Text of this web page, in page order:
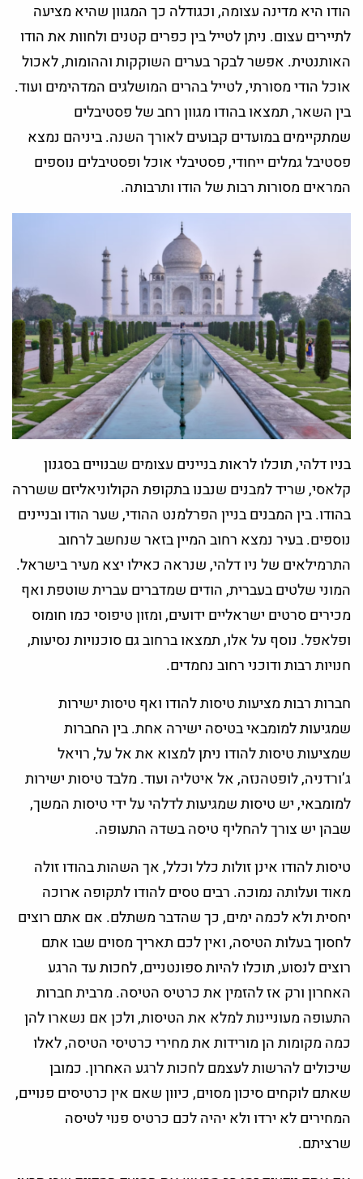
הודו היא מדינה עצומה, וכגודלה כך המגוון שהיא מציעה
לתיירים עצום. ניתן לטייל בין כפרים קטנים ולחוות את הודו
האותנטית. אפשר לבקר בערים השוקקות וההומות, לאכול
אוכל הודי מסורתי, לטייל בהרים המושלגים המדהימים ועוד.
בין השאר, תמצאו בהודו מגוון רחב של פסטיבלים
שמתקיימים במועדים קבועים לאורך השנה. ביניהם נמצא
פסטיבל גמלים ייחודי, פסטיבלי אוכל ופסטיבלים נוספים
המראים מסורות רבות של הודו ותרבותה.
בניו דלהי, תוכלו לראות בניינים עצומים שבנויים בסגנון
קלאסי, שריד למבנים שנבנו בתקופת הקולוניאליזם ששררה
בהודו. בין המבנים בניין הפרלמנט ההודי, שער הודו ובניינים
נוספים. בעיר נמצא רחוב המיין בזאר שנחשב לרחוב
התרמילאים של ניו דלהי, שנראה כאילו יצא מעיר בישראל.
המוני שלטים בעברית, הודים שמדברים עברית שוטפת ואף
מכירים סרטים ישראליים ידועים, ומזון טיפוסי כמו חומוס
ופלאפל. נוסף על אלו, תמצאו ברחוב גם סוכנויות נסיעות,
חנויות רבות ודוכני רחוב נחמדים.
חברות רבות מציעות טיסות להודו ואף טיסות ישירות
שמגיעות למומבאי בטיסה ישירה אחת. בין החברות
שמציעות טיסות להודו ניתן למצוא את אל על, רויאל
ג’ורדניה, לופטהנזה, אל איטליה ועוד. מלבד טיסות ישירות
למומבאי, יש טיסות שמגיעות לדלהי על ידי טיסות המשך,
שבהן יש צורך להחליף טיסה בשדה התעופה.
טיסות להודו אינן זולות כלל וכלל, אך השהות בהודו זולה
מאוד ועלותה נמוכה. רבים טסים להודו לתקופה ארוכה
יחסית ולא לכמה ימים, כך שהדבר משתלם. אם אתם רוצים
לחסוך בעלות הטיסה, ואין לכם תאריך מסוים שבו אתם
רוצים לנסוע, תוכלו להיות ספונטניים, לחכות עד הרגע
האחרון ורק אז להזמין את כרטיס הטיסה. מרבית חברות
התעופה מעוניינות למלא את הטיסות, ולכן אם נשארו להן
כמה מקומות הן מורידות את מחירי כרטיסי הטיסה, לאלו
שיכולים להרשות לעצמם לחכות לרגע האחרון. כמובן
שאתם לוקחים סיכון מסוים, כיוון שאם אין כרטיסים פנויים,
המחירים לא ירדו ולא יהיה לכם כרטיס פנוי לטיסה
שרציתם.